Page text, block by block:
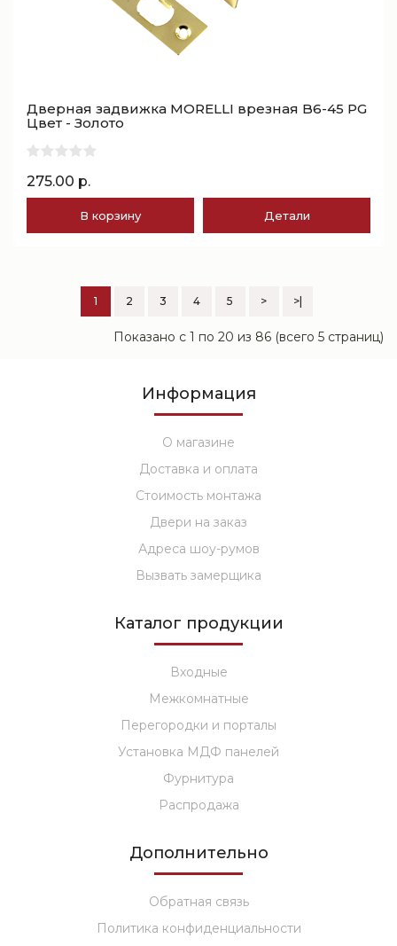
Дверная задвижка MORELLI врезная B6-45 PG
Цвет - Золото
275.00 р.
В корзину Детали
1 2 3 4 5 > >|
Показано с 1 по 20 из 86 (всего 5 страниц)
Информация
О магазине
Доставка и оплата
Стоимость монтажа
Двери на заказ
Адреса шоу-румов
Вызвать замерщика
Каталог продукции
Входные
Межкомнатные
Перегородки и порталы
Установка МДФ панелей
Фурнитура
Распродажа
Дополнительно
Обратная связь
Политика конфиденциальности